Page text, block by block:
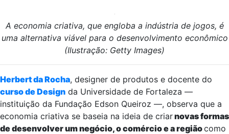
A economia criativa, que engloba a indústria de jogos, é
uma alternativa viável para o desenvolvimento econômico
(Ilustração: Getty Images)
Herbert da Rocha, designer de produtos e docente do
curso de Design da Universidade de Fortaleza —
instituição da Fundação Edson Queiroz —, observa que a
economia criativa se baseia na ideia de criarnovas formas
de desenvolver um negócio, o comércio e a regiãocomo